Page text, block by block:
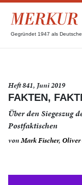
Gegründet 1947 als
Heft 841, Juni 2019
FAKTEN,
Über den Siegeszug
Postfaktischen
vonMark Fischer, Oliver